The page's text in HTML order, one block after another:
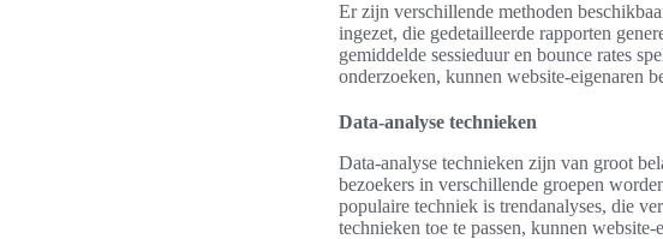
Er zijn verschillende methoden
ingezet, die gedetailleerde rapporten
gemiddelde sessieduur en bounce rates
onderzoeken, kunnen website-eigenaren
Data-analyse technieken
Data-analyse technieken zijn van groot
bezoekers in verschillende groepen
populaire techniek is trendanalyses, die
technieken toe te passen, kunnen